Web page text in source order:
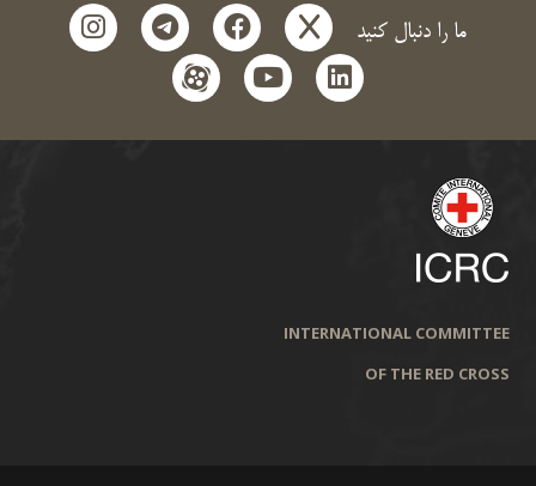
ما را دنبال کنید x
facebook
telegram
instagram
linkedin
youtube
aparat
INTERNATIONAL COMMITTEE
OF THE RED CROSS